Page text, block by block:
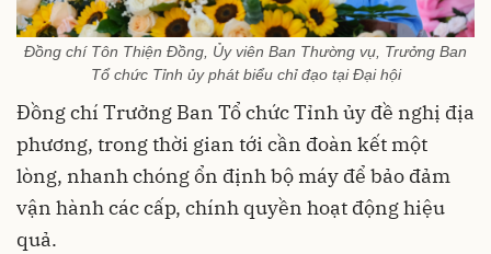
Đồng chí Tôn Thiện Đồng, Ủy viên Ban Thường vụ, Trưởng Ban
Tổ chức Tỉnh ủy phát biểu chỉ đạo tại Đại hội
Đồng chí Trưởng Ban Tổ chức Tỉnh ủy đề nghị địa
phương, trong thời gian tới cần đoàn kết một
lòng, nhanh chóng ổn định bộ máy để bảo đảm
vận hành các cấp, chính quyền hoạt động hiệu
quả.